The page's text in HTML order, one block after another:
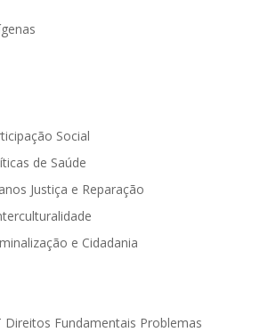
Social
de Saúde
Justiça e Reparação
e Cidadania
Direitos Fundamentais Problemas